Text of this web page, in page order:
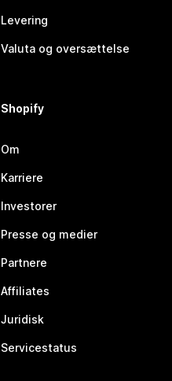
Levering
Valuta og oversættelse
Shopify
Om
Karriere
Investorer
Presse og medier
Partnere
Affiliates
Juridisk
Servicestatus